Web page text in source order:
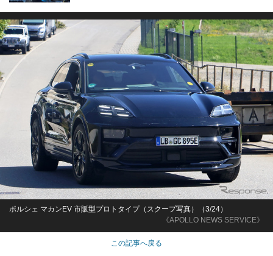
《APOLLO NEWS SERVICE》
ポルシェ マカンEV 市販型プロトタイプ（スクープ写真）（3/24）
この記事へ戻る